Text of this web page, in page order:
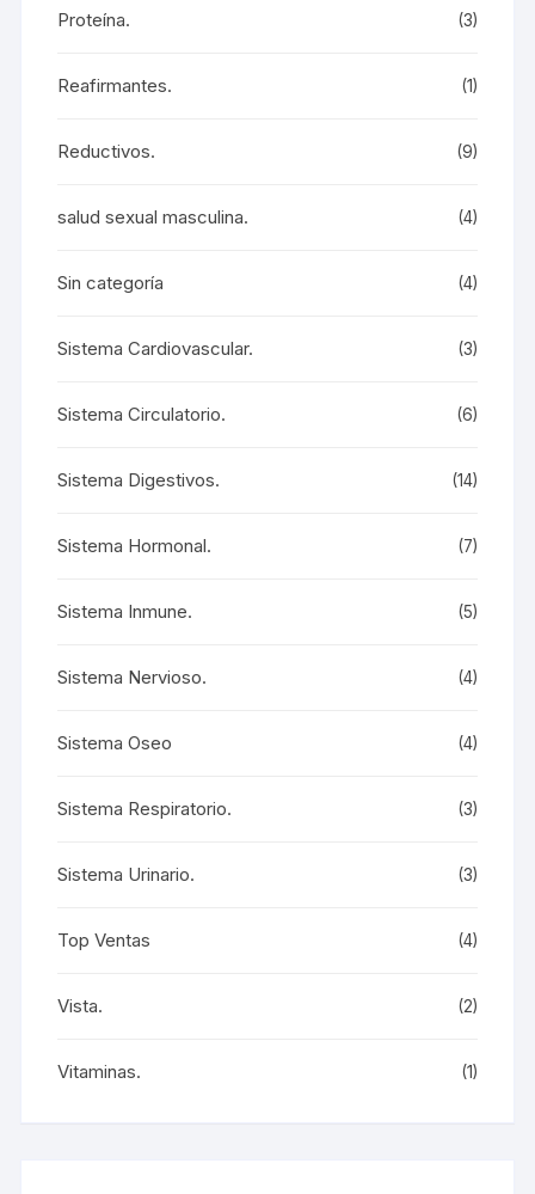
Proteína. (3)
Reafirmantes. (1)
Reductivos. (9)
salud sexual masculina. (4)
Sin categoría (4)
Sistema Cardiovascular. (3)
Sistema Circulatorio. (6)
Sistema Digestivos. (14)
Sistema Hormonal. (7)
Sistema Inmune. (5)
Sistema Nervioso. (4)
Sistema Oseo (4)
Sistema Respiratorio. (3)
Sistema Urinario. (3)
Top Ventas (4)
Vista. (2)
Vitaminas. (1)